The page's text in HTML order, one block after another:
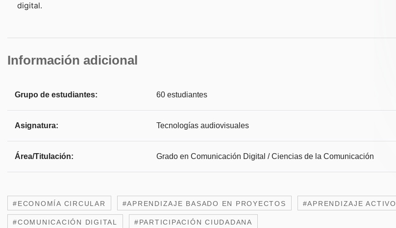
digital.
Información adicional
Grupo de estudiantes: 60 estudiantes
Asignatura: Tecnologías audiovisuales
Área/Titulación: Grado en Comunicación Digital / Ciencias de la Comunicación
#ECONOMÍA CIRCULAR #APRENDIZAJE BASADO EN PROYECTOS #APRENDIZAJE ACTIVO
#COMUNICACIÓN DIGITAL #PARTICIPACIÓN CIUDADANA